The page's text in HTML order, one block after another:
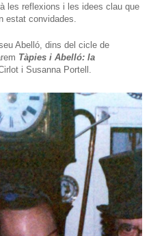
les reflexions i les idees clau que
estat convidades.
Abelló, dins del cicle de
Tàpies i Abelló: la
i Susanna Portell.